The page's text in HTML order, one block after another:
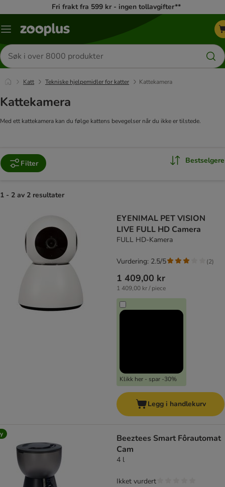
Fri frakt fra 599 kr - ingen tollavgifter**
Katalogmeny
Søk
etter
produkter
Katt Tekniske hjelpemidler for katter Kattekamera
Kattekamera
Med ett kattekamera kan du følge kattens bevegelser når du ikke er tilstede.
Filter Bestselgere
1 - 2 av 2 resultater
EYENIMAL PET VISION
LIVE FULL HD Camera
FULL HD-Kamera
1 409,00 kr
1 409,00 kr / piece
Klikk her - spar -30%
Vurdering: 2.5/5 (2)
Legg i handlekurv
Beeztees Smart Fôrautomat
Cam
4 l
Ikket vurdert